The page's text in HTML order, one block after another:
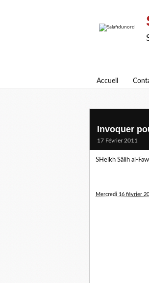
Accueil
Invoquer
17 Février 2011
SHeikh Sâlih al-
Mercredi 16 février